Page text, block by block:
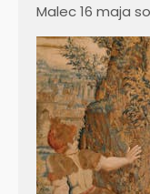
Malec 16 maja